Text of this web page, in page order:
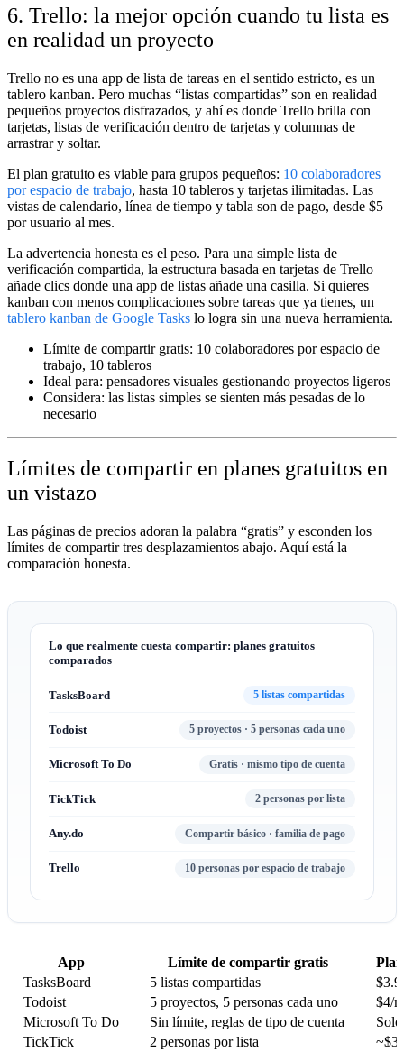
6. Trello: la mejor opción cuando tu lista es
en realidad un proyecto
Trello no es una app de lista de tareas en el sentido estricto, es un
tablero kanban. Pero muchas “listas compartidas” son en realidad
pequeños proyectos disfrazados, y ahí es donde Trello brilla con
tarjetas, listas de verificación dentro de tarjetas y columnas de
arrastrar y soltar.
El plan gratuito es viable para grupos pequeños: 10 colaboradores
por espacio de trabajo, hasta 10 tableros y tarjetas ilimitadas. Las
vistas de calendario, línea de tiempo y tabla son de pago, desde $5
por usuario al mes.
La advertencia honesta es el peso. Para una simple lista de
verificación compartida, la estructura basada en tarjetas de Trello
añade clics donde una app de listas añade una casilla. Si quieres
kanban con menos complicaciones sobre tareas que ya tienes, un
tablero kanban de Google Tasks lo logra sin una nueva herramienta.
Límite de compartir gratis: 10 colaboradores por espacio de
trabajo, 10 tableros
Ideal para: pensadores visuales gestionando proyectos ligeros
Considera: las listas simples se sienten más pesadas de lo
necesario
Límites de compartir en planes gratuitos en
un vistazo
Las páginas de precios adoran la palabra “gratis” y esconden los
límites de compartir tres desplazamientos abajo. Aquí está la
comparación honesta.
Lo que realmente cuesta compartir: planes gratuitos
comparados
TasksBoard 5 listas compartidas
Todoist 5 proyectos · 5 personas cada uno
Microsoft To Do Gratis · mismo tipo de cuenta
TickTick 2 personas por lista
Any.do Compartir básico · familia de pago
Trello 10 personas por espacio de trabajo
App Límite de compartir gratis
TasksBoard
5 listas compartidas
Todoist
5 proyectos, 5 personas cada uno
$4/
Microsoft To Do
Sin límite, reglas de tipo de cuenta
TickTick
2 personas por lista
~$3/